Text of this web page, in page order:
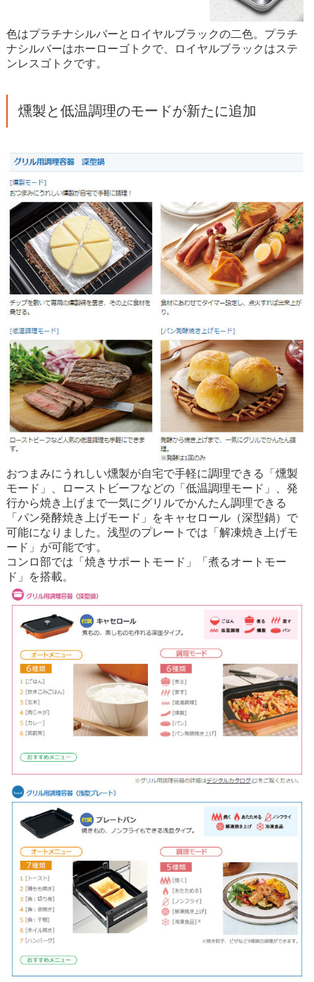
色はプラチナシルバーとロイヤルブラックの二色。プラチ
ナシルバーはホーローゴトクで、ロイヤルブラックはステ
ンレスゴトクです。
燻製と低温調理のモードが新たに追加
おつまみにうれしい燻製が自宅で手軽に調理できる「燻製
モード」、ローストビーフなどの「低温調理モード」、発
行から焼き上げまで一気にグリルでかんたん調理できる
「パン発酵焼き上げモード」をキャセロール（深型鍋）で
可能になりました。浅型のプレートでは「解凍焼き上げモ
ード」が可能です。
コンロ部では「焼きサポートモード」「煮るオートモー
ド」を搭載。